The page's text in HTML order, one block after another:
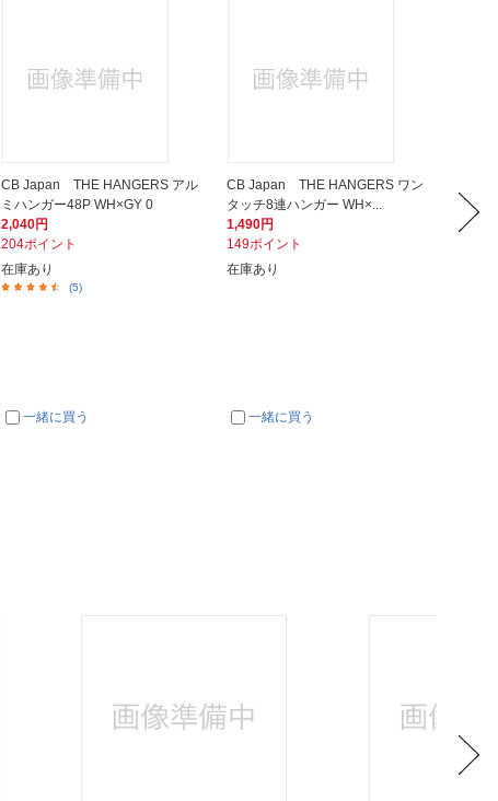
CB Japan THE HANGERS アル
ミハンガー48P WH×GY 0
2,040円
204ポイント
在庫あり
(5)
一緒に買う
CB Japan THE HANGERS ワン
タッチ8連ハンガー WH×...
1,490円
149ポイント
在庫あり
一緒に買う
シャ
22,000